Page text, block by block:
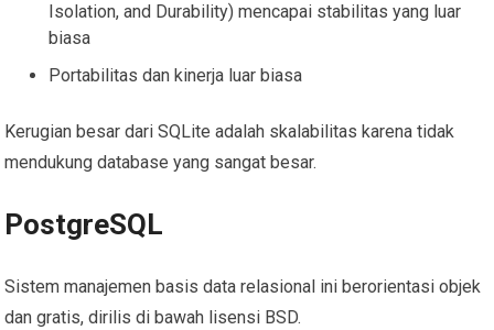
Isolation, and Durability) mencapai stabilitas yang luar
biasa
Portabilitas dan kinerja luar biasa
Kerugian besar dari SQLite adalah skalabilitas karena tidak
mendukung database yang sangat besar.
PostgreSQL
Sistem manajemen basis data relasional ini berorientasi objek
dan gratis, dirilis di bawah lisensi BSD.